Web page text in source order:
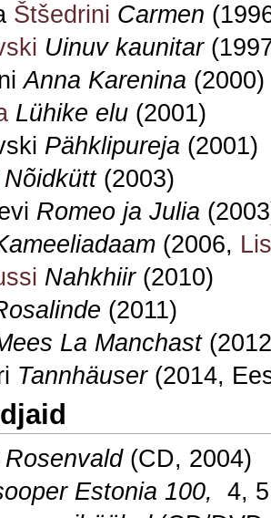
Štšedrini Carmen
Uinuv kaunitar
Anna Karenina (2000)
Lühike elu (2001)
Pähklipureja (2001)
Nõidkütt (2003)
Romeo ja Julia
(2006,
Nahkhiir(2010)
(2011)
La Manchast
Tannhäuser(2014,
(CD, 2004)
Estonia 100, 4,